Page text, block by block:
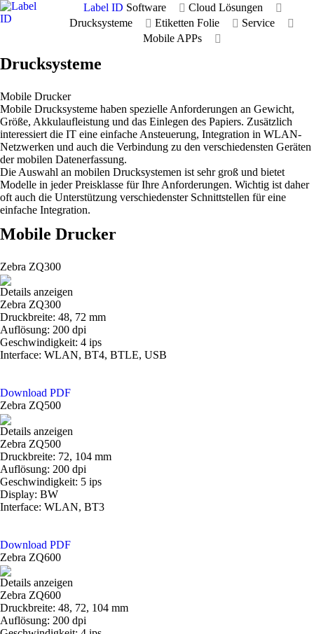
Label ID Software
Cloud Lösungen
Drucksysteme
Etiketten Folie
Service
Mobile APPs
Drucksysteme
Mobile Drucker
Mobile Drucksysteme haben spezielle Anforderungen an Gewicht,
Größe, Akkulaufleistung und das Einlegen des Papiers. Zusätzlich
interessiert die IT eine einfache Ansteuerung, Integration in WLAN-
Netzwerken und auch die Verbindung zu den verschiedensten Geräten
der mobilen Datenerfassung.
Die Auswahl an mobilen Drucksystemen ist sehr groß und bietet
Modelle in jeder Preisklasse für Ihre Anforderungen. Wichtig ist daher
oft auch die Unterstützung verschiedenster Schnittstellen für eine
einfache Integration.
Mobile Drucker
Zebra ZQ300
Details anzeigen
Zebra ZQ300
Druckbreite: 48, 72 mm
Auflösung: 200 dpi
Geschwindigkeit: 4 ips
Interface: WLAN, BT4, BTLE, USB
Download PDF
Zebra ZQ500
Details anzeigen
Zebra ZQ500
Druckbreite: 72, 104 mm
Auflösung: 200 dpi
Geschwindigkeit: 5 ips
Display: BW
Interface: WLAN, BT3
Download PDF
Zebra ZQ600
Details anzeigen
Zebra ZQ600
Druckbreite: 48, 72, 104 mm
Auflösung: 200 dpi